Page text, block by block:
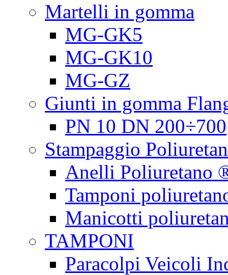
Martelli in gomma
MG-GK5
MG-GK10
MG-GZ
Giunti in gomma
PN 10 DN 200÷700
Stampaggio
Anelli Poliuretano
Tamponi
Manicotti
TAMPONI
Paracolpi Veicoli